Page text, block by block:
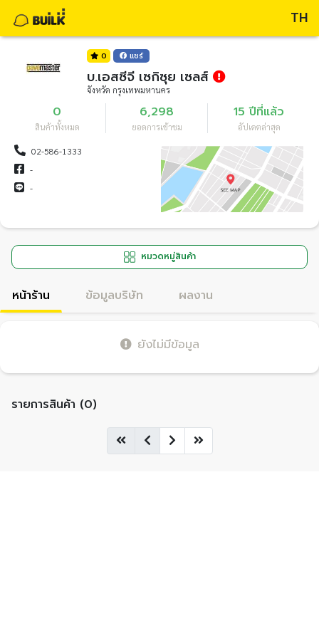
TH
0 แชร์
บ.เอสซีจี เซกิซุย เซลส์
จังหวัด กรุงเทพมหานคร
0
สินค้าทั้งหมด
6,298
ยอดการเข้าชม
15 ปีที่แล้ว
อัปเดตล่าสุด
02-586-1333
-
-
หมวดหมู่สินค้า
หน้าร้าน ข้อมูลบริษัท ผลงาน
ยังไม่มีข้อมูล
รายการสินค้า (0)